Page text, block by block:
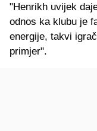
"Henrikh uvijek
odnos ka klubu je
energije, takvi
primjer".